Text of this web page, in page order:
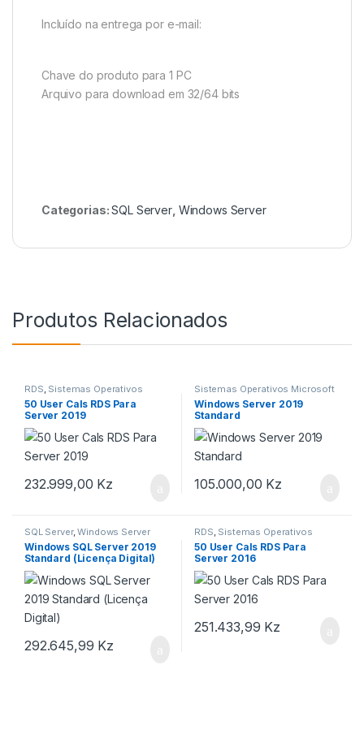
Incluído na entrega por e-mail:
Chave do produto para 1 PC
Arquivo para download em 32/64 bits
Categorias:SQL Server, Windows Server
Produtos Relacionados
RDS, Sistemas Operativos
Microsoft Windows ,Windows
Server
50 User Cals RDS Para
Server 2019
232.999,00 Kz
Sistemas Operativos Microsoft
Windows Windows Server
Windows Server 2019
Standard
105.000,00 Kz
SQL Server,Windows Server
Windows SQL Server 2019
Standard (Licença Digital)
292.645,99 Kz
RDS, Sistemas Operativos
Microsoft Windows ,Windows
Server
50 User Cals RDS Para
Server 2016
251.433,99 Kz